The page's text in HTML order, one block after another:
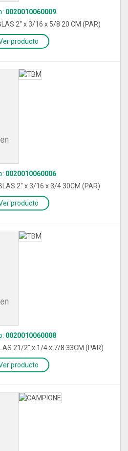
0020010060009
2" x 3/16 x 5/8 20 CM (PAR)
producto
0020010060006
2" x 3/16 x 3/4 30CM (PAR)
producto
0020010060008
21/2" x 1/4 x 7/8 33CM (PAR)
producto